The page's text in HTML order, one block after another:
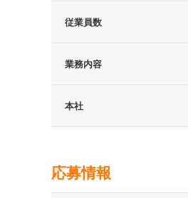
従業員数
業務内容
本社
応募情報